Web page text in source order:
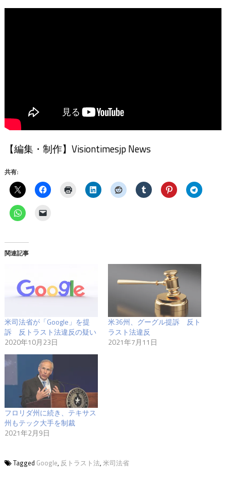
【編集・制作】Visiontimesjp News
共有:
関連記事
米司法省が「Google」を提
訴 反トラスト法違反の疑い
2020年10月23日
米36州、グーグル提訴 反ト
ラスト法違反
2021年7月11日
フロリダ州に続き、テキサス
州もテック大手を制裁
2021年2月9日
Tagged Google, 反トラスト法, 米司法省